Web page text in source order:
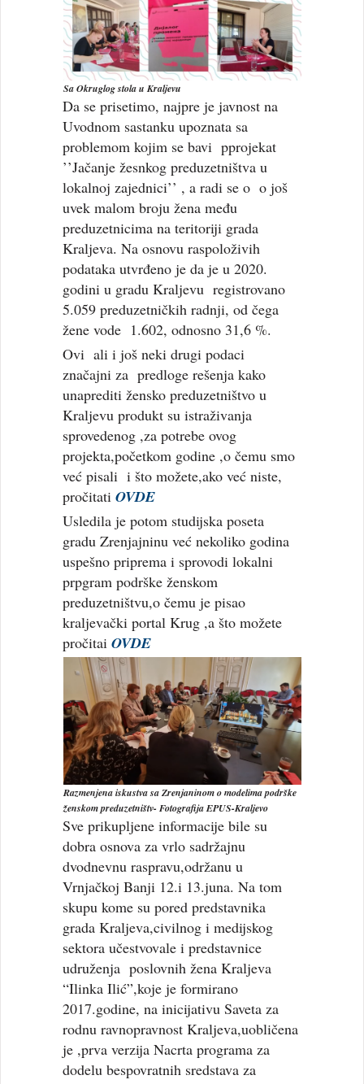
Sa Okruglog stola u Kraljevu
Da se prisetimo, najpre je javnost na
Uvodnom sastanku upoznata sa
problemom kojim se bavi pprojekat
’’Jačanje žesnkog preduzetništva u
lokalnoj zajednici’’ , a radi se o o još
uvek malom broju žena među
preduzetnicima na teritoriji grada
Kraljeva. Na osnovu raspoloživih
podataka utvrđeno je da je u 2020.
godini u gradu Kraljevu registrovano
5.059 preduzetničkih radnji, od čega
žene vode 1.602, odnosno 31,6 %.
Ovi ali i još neki drugi podaci
značajni za predloge rešenja kako
unaprediti žensko preduzetništvo u
Kraljevu produkt su istraživanja
sprovedenog ,za potrebe ovog
projekta,početkom godine ,o čemu smo
već pisali i što možete,ako već niste,
pročitatiOVDE
Usledila je potom studijska poseta
gradu Zrenjajninu već nekoliko godina
uspešno priprema i sprovodi lokalni
prpgram podrške ženskom
preduzetništvu,o čemu je pisao
kraljevački portal Krug ,a što možete
pročitaiOVDE
Razmenjena iskustva sa Zrenjaninom o modelima podrške
ženskom preduzetništv- Fotografija EPUS-Kraljevo
Sve prikupljene informacije bile su
dobra osnova za vrlo sadržajnu
dvodnevnu raspravu,održanu u
Vrnjačkoj Banji 12.i 13.juna. Na tom
skupu kome su pored predstavnika
grada Kraljeva,civilnog i medijskog
sektora učestvovale i predstavnice
udruženja poslovnih žena Kraljeva
“Ilinka Ilić”,koje je formirano
2017.godine, na inicijativu Saveta za
rodnu ravnopravnost Kraljeva,uobličena
je ,prva verzija Nacrta programa za
dodelu bespovratnih sredstava za